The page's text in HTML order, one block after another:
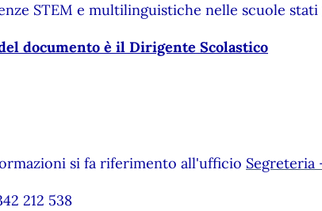
STEM e multilinguistiche nelle scuole
documento è il Dirigente Scolastico
si fa riferimento all'ufficio Segreteria
212 538